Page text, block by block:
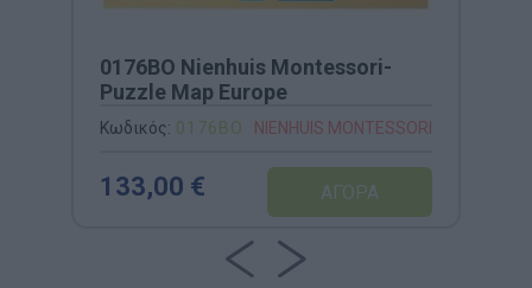
0176BO Nienhuis Montessori-
Puzzle Map Europe
Κωδικός: 0176BO NIENHUIS MONTESSORI
133,00 €